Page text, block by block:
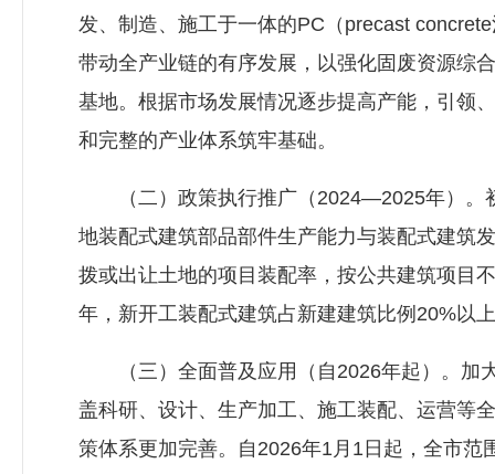
发、制造、施工于一体的PC（precast
带动全产业链的有序发展，以强化固废资源综
基地。根据市场发展情况逐步提高产能，引领
和完整的产业体系筑牢基础。
（二）政策执行推广（2024—2025年）。
地装配式建筑部品部件生产能力与装配式建筑
拨或出让土地的项目装配率，按公共建筑项目
年，新开工装配式建筑占新建建筑比例20%以
（三）全面普及应用（自2026年起）。加
盖科研、设计、生产加工、施工装配、运营等
策体系更加完善。自2026年1月1日起，全市